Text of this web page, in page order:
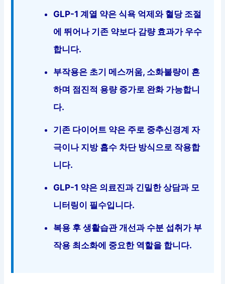
GLP-1 계열 약은 식욕 억제와 혈당 조절
에 뛰어나 기존 약보다 감량 효과가 우수
합니다.
부작용은 초기 메스꺼움, 소화불량이 흔
하며 점진적 용량 증가로 완화 가능합니
다.
기존 다이어트 약은 주로 중추신경계 자
극이나 지방 흡수 차단 방식으로 작용합
니다.
GLP-1 약은 의료진과 긴밀한 상담과 모
니터링이 필수입니다.
복용 후 생활습관 개선과 수분 섭취가 부
작용 최소화에 중요한 역할을 합니다.